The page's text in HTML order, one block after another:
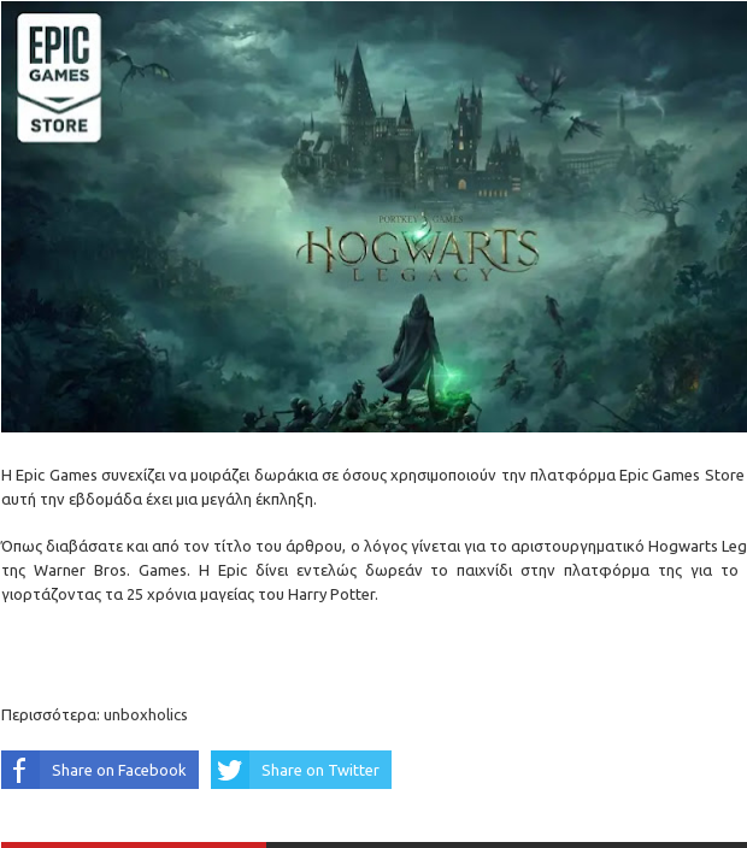
Η Epic Games συνεχίζει να μοιράζει δωράκια σε όσους χρησιμοποιούν την πλατφόρμα Epic Games Store
αυτή την εβδομάδα έχει μια μεγάλη έκπληξη.
Όπως διαβάσατε και από τον τίτλο του άρθρου, ο λόγος γίνεται για το αριστουργηματικό Hogwarts
της Warner Bros. Games. Η Epic δίνει εντελώς δωρεάν το παιχνίδι στην πλατφόρμα της για το
γιορτάζοντας τα 25 χρόνια μαγείας του Harry Potter.
Περισσότερα: unboxholics
Share on Facebook Share on Twitter